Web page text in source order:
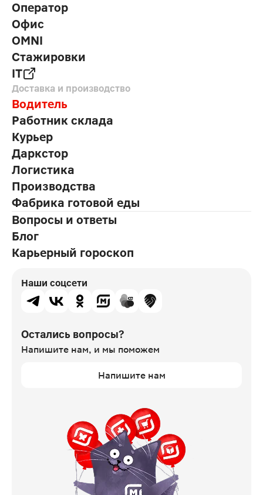
Оператор
Офис
OMNI
Стажировки
IT
Доставка и производство
Водитель
Работник склада
Курьер
Даркстор
Логистика
Производства
Фабрика готовой еды
Вопросы и ответы
Блог
Карьерный гороскоп
Наши соцсети
Остались вопросы?
Напишите нам, и мы поможем
Напишите нам